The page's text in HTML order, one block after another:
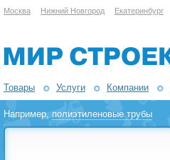
Москва Нижний Новгород Екатеринбург
Товары Услуги Компании
Например,полиэтиленовые трубы